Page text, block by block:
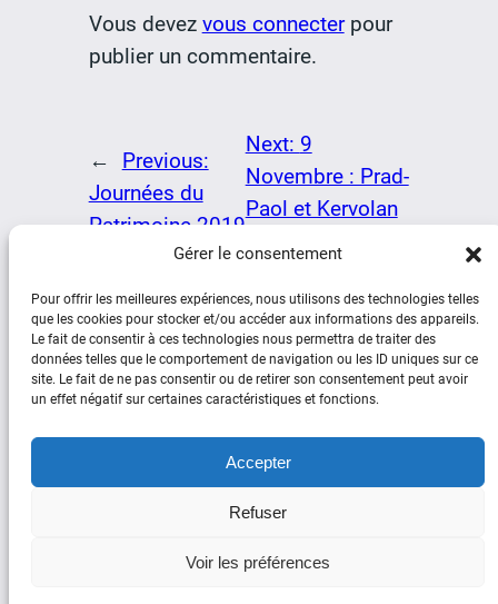
Gérer le consentement
Pour offrir les meilleures expériences, nous utilisons des technologies telles
que les cookies pour stocker et/ou accéder aux informations des appareils.
Le fait de consentir à ces technologies nous permettra de traiter des
données telles que le comportement de navigation ou les ID uniques sur ce
site. Le fait de ne pas consentir ou de retirer son consentement peut avoir
un effet négatif sur certaines caractéristiques et fonctions.
Accepter
Refuser
Voir les préférences
Vous devez vous connecterpour
publier un commentaire.
←
Previous:
Journées du
Patrimoine 2019
Next: 9
Novembre : Prad-
Paol et Kervolan
Facebook YouTube
Copyright © Plouguerneau d’Hier et